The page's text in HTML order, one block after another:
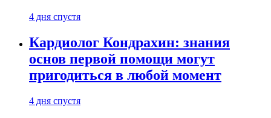
4 дня спустя
Кардиолог Кондрахин: знания
основ первой помощи могут
пригодиться в любой момент
4 дня спустя